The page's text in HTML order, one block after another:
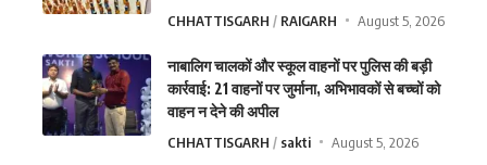
CHHATTISGARH RAIGARH August 5, 2026
नाबालिग चालकों और स्कूल वाहनों पर पुलिस की बड़ी
कार्रवाई: 21 वाहनों पर जुर्माना, अभिभावकों से बच्चों को
वाहन न देने की अपील
CHHATTISGARH sakti August 5, 2026